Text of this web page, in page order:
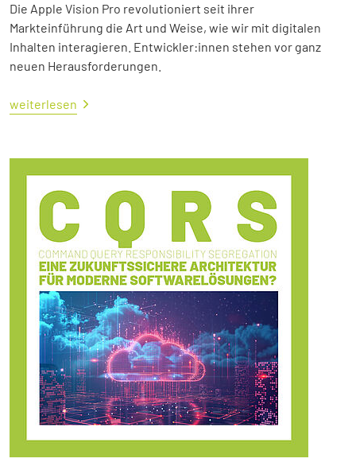
Die Apple Vision Pro revolutioniert seit ihrer
Markteinführung die Art und Weise, wie wir mit digitalen
Inhalten interagieren. Entwickler:innen stehen vor ganz
neuen Herausforderungen.
weiterlesen